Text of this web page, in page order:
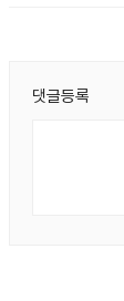
댓글등록